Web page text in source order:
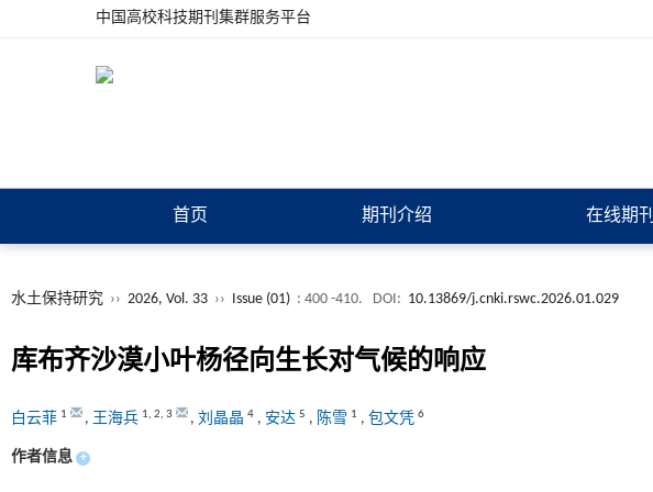
中国高校科技期刊集群服务平台
首页 期刊介绍 在线期刊
水土保持研究 ›› 2026, Vol. 33 ›› Issue (01) : 400 -410. DOI: 10.13869/j.cnki.rswc.2026.01.029
库布齐沙漠小叶杨径向生长对气候的响应
白云菲 1 , 王海兵 1, 2, 3 , 刘晶晶 4 , 安达 5 , 陈雪 1 , 包文凭 6
作者信息 +